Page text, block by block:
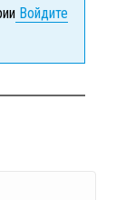
Войдите